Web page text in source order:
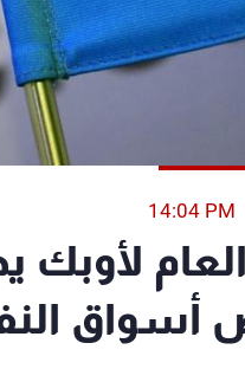
14:04 PM
لأوبك
أسواق